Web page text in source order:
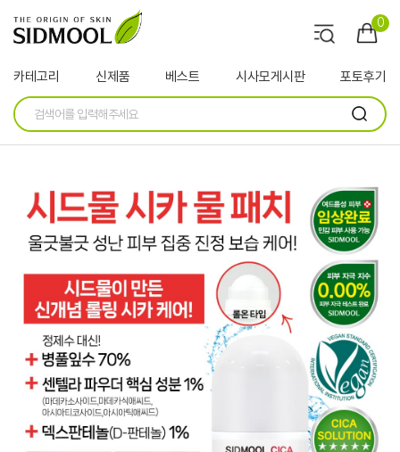
0
카테고리 신제품 베스트 시사모게시판 포토후기